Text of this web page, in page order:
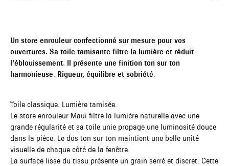
Un store enrouleur confectionné sur mesure pour vos
ouvertures. Sa toile tamisante filtre la lumière et réduit
l'éblouissement. Il présente une finition ton sur ton
harmonieuse. Rigueur, équilibre et sobriété.
Toile classique. Lumière tamisée.
Le store enrouleur Maui filtre la lumière naturelle avec une
grande régularité et sa toile unie propage une luminosité douce
dans la pièce. Le dos ton sur ton maintient une belle unité
visuelle de chaque côté de la fenêtre.
La surface lisse du tissu présente un grain serré et discret. Cette